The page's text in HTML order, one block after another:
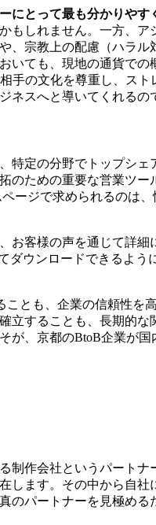
にとって最も分かりや
しれません。一方、
、宗教上の配慮（ハラ
いても、現地の通貨で
の文化を尊重し、ス
ネスへと導いてくれるの
定の分野でトップシ
のための重要な営業ツー
ージで求められるのは
客様の声を通じて詳
ウンロードできるよ
とも、企業の信頼性を
することも、長期的
が、京都のBtoB企業が
作会社というパート
ます。その中から自
のパートナーを見極め